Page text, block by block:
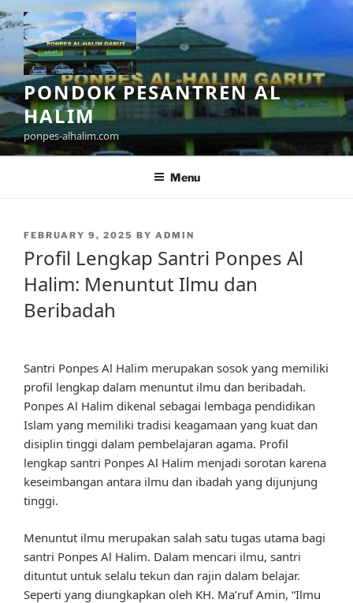
Skip
to
content
PONDOK PESANTREN AL
HALIM
ponpes-alhalim.com
Menu
POSTED
FEBRUARY 9, 2025 BY ADMIN
Profil Lengkap Santri Ponpes Al
Halim: Menuntut Ilmu dan
Beribadah
Santri Ponpes Al Halim merupakan sosok yang memiliki
profil lengkap dalam menuntut ilmu dan beribadah.
Ponpes Al Halim dikenal sebagai lembaga pendidikan
Islam yang memiliki tradisi keagamaan yang kuat dan
disiplin tinggi dalam pembelajaran agama. Profil
lengkap santri Ponpes Al Halim menjadi sorotan karena
keseimbangan antara ilmu dan ibadah yang dijunjung
tinggi.
Menuntut ilmu merupakan salah satu tugas utama bagi
santri Ponpes Al Halim. Dalam mencari ilmu, santri
dituntut untuk selalu tekun dan rajin dalam belajar.
Seperti yang diungkapkan oleh KH. Ma’ruf Amin, “Ilmu